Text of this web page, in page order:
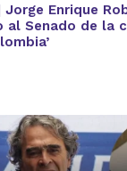
Jorge Enrique
al Senado de la